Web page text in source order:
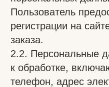
направления уведомлений и
предложений.
персональной
персональных данных
ограничения срока, любым
способом, в том числе с
средств автоматизации.